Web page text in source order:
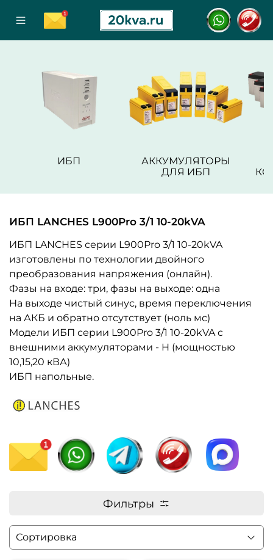
ИБП
АККУМУЛЯТОРЫ
ДЛЯ ИБП
ИБП LANCHES L900Pro 3/1 10-20kVA
ИБП LANCHES серии L900Pro 3/1 10-20kVA
изготовлены по технологии двойного
преобразования напряжения (онлайн).
Фазы на входе: три, фазы на выходе: одна
На выходе чистый синус, время переключения
на АКБ и обратно отсутствует (ноль мс)
Модели ИБП серии L900Pro 3/1 10-20kVA с
внешними аккумуляторами - H (мощностью
10,15,20 кВА)
ИБП напольные.
Фильтры